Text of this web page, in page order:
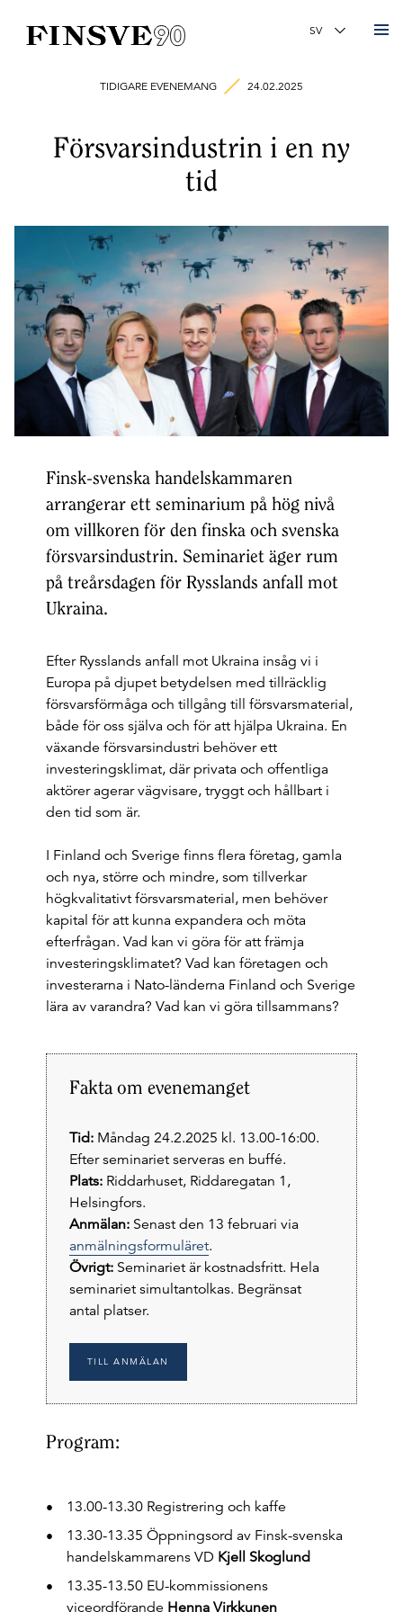
Finsk-svenska handelskammaren Ändra språk
TIDIGARE EVENEMANG 24.02.2025
Försvarsindustrin i en ny
tid
Finsk-svenska handelskammaren
arrangerar ett seminarium på hög nivå
om villkoren för den finska och svenska
försvarsindustrin. Seminariet äger rum
på treårsdagen för Rysslands anfall mot
Ukraina.
Efter Rysslands anfall mot Ukraina insåg vi i
Europa på djupet betydelsen med tillräcklig
försvarsförmåga och tillgång till försvarsmaterial,
både för oss själva och för att hjälpa Ukraina. En
växande försvarsindustri behöver ett
investeringsklimat, där privata och offentliga
aktörer agerar vägvisare, tryggt och hållbart i
den tid som är.
I Finland och Sverige finns flera företag, gamla
och nya, större och mindre, som tillverkar
högkvalitativt försvarsmaterial, men behöver
kapital för att kunna expandera och möta
efterfrågan. Vad kan vi göra för att främja
investeringsklimatet? Vad kan företagen och
investerarna i Nato-länderna Finland och Sverige
lära av varandra? Vad kan vi göra tillsammans?
Fakta om evenemanget
Tid:Måndag 24.2.2025 kl. 13.00-16:00.
Efter seminariet serveras en buffé.
Plats:Riddarhuset, Riddaregatan 1,
Helsingfors.
Anmälan:Senast den 13 februari via
anmälningsformuläret.
Övrigt:Seminariet är kostnadsfritt. Hela
seminariet simultantolkas. Begränsat
antal platser.
TILL ANMÄLAN
Program:
13.00-13.30 Registrering och kaffe
13.30-13.35 Öppningsord av Finsk-svenska
handelskammarens VD Kjell Skoglund
13.35-13.50 EU-kommissionens
viceordförande Henna Virkkunen